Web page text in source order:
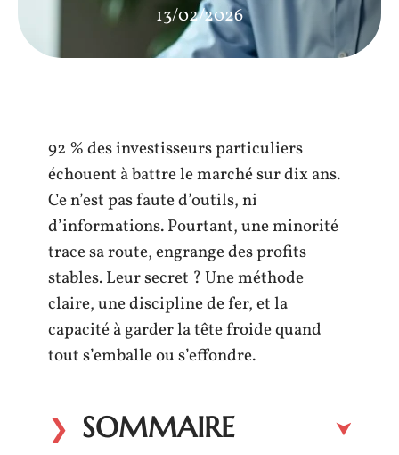
13/02/2026
92 % des investisseurs particuliers
échouent à battre le marché sur dix ans.
Ce n’est pas faute d’outils, ni
d’informations. Pourtant, une minorité
trace sa route, engrange des profits
stables. Leur secret ? Une méthode
claire, une discipline de fer, et la
capacité à garder la tête froide quand
tout s’emballe ou s’effondre.
SOMMAIRE